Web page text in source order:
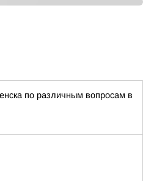
по различным вопросам в